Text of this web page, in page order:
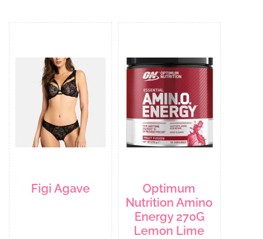
Figi Agave
Optimum
Nutrition Amino
Energy 270G
Lemon Lime